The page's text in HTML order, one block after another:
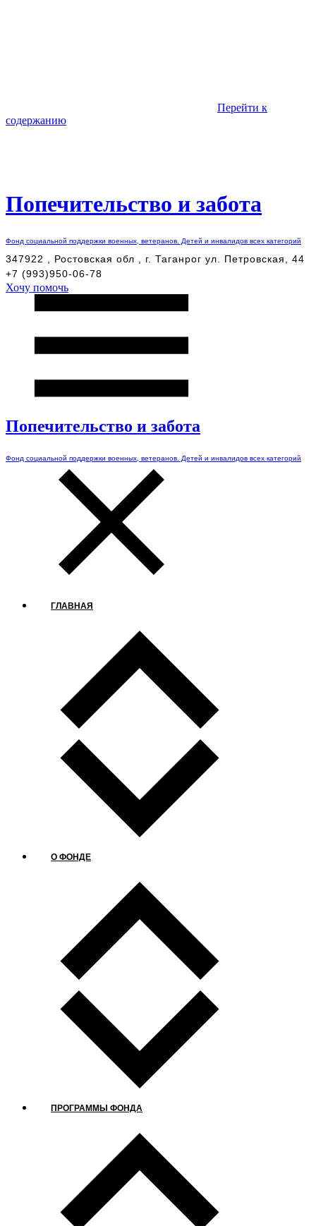
Перейти к
содержанию
Попечительство и забота
Фонд социальной поддержки военных, ветеранов. Детей и инвалидов всех категорий
347922 , Ростовская обл , г. Таганрог ул. Петровская, 44
+7 (993)950-06-78
Хочу помочь
Попечительство и забота
Фонд социальной поддержки военных, ветеранов. Детей и инвалидов всех категорий
ГЛАВНАЯ
О ФОНДЕ
ПРОГРАММЫ ФОНДА